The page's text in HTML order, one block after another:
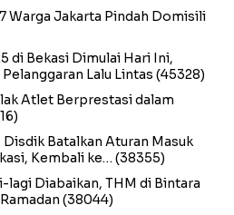
Warga Jakarta Pindah Domisili
di Bekasi Dimulai Hari Ini,
Lalu Lintas (45328)
Atlet Berprestasi dalam
Batalkan Aturan Masuk
Kembali ke… (38355)
lagi Diabaikan, THM di Bintara
(38044)